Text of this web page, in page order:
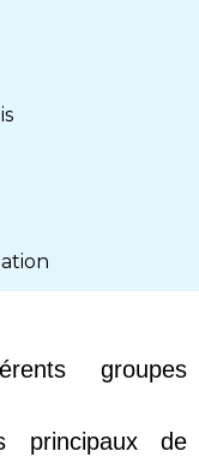
groupes
principaux de